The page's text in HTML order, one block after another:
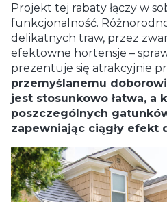
Projekt tej rabaty łączy w
funkcjonalność.
delikatnych traw, przez
efektowne hortensje –
prezentuje się atrakcyjnie
przemyślanemu
jest stosunkowo łatwa, a
poszczególnych
zapewniając ciągły efekt